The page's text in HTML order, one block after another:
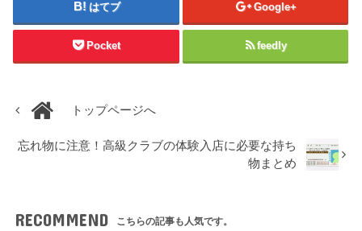
はてブ Google+
Pocket feedly
トップページへ
忘れ物に注意！高級クラブの体験入店に必要な持ち
物まとめ
RECOMMEND こちらの記事も人気です。